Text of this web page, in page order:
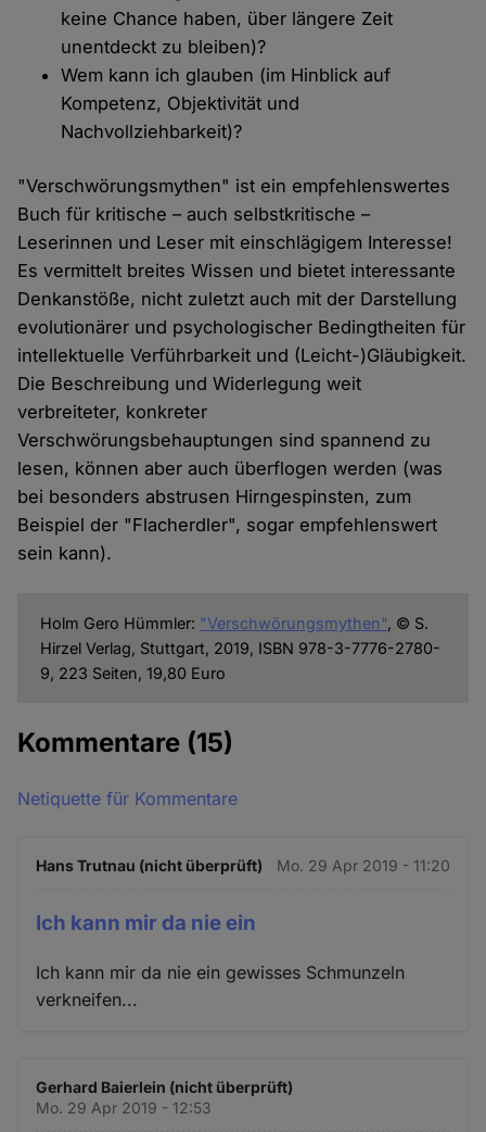
keine Chance haben, über längere Zeit
unentdeckt zu bleiben)?
Wem kann ich glauben (im Hinblick auf
Kompetenz, Objektivität und
Nachvollziehbarkeit)?
"Verschwörungsmythen" ist ein empfehlenswertes
Buch für kritische – auch selbstkritische –
Leserinnen und Leser mit einschlägigem Interesse!
Es vermittelt breites Wissen und bietet interessante
Denkanstöße, nicht zuletzt auch mit der Darstellung
evolutionärer und psychologischer Bedingtheiten für
intellektuelle Verführbarkeit und (Leicht-)Gläubigkeit.
Die Beschreibung und Widerlegung weit
verbreiteter, konkreter
Verschwörungsbehauptungen sind spannend zu
lesen, können aber auch überflogen werden (was
bei besonders abstrusen Hirngespinsten, zum
Beispiel der "Flacherdler", sogar empfehlenswert
sein kann).
Holm Gero Hümmler: "Verschwörungsmythen", © S.
Hirzel Verlag, Stuttgart, 2019, ISBN 978-3-7776-2780-
9, 223 Seiten, 19,80 Euro
Kommentare (15)
Netiquette für Kommentare
Hans Trutnau (nicht überprüft) Mo. 29 Apr 2019 - 11:20
Ich kann mir da nie ein
Ich kann mir da nie ein gewisses Schmunzeln
verkneifen...
Gerhard Baierlein (nicht überprüft)
Mo. 29 Apr 2019 - 12:53